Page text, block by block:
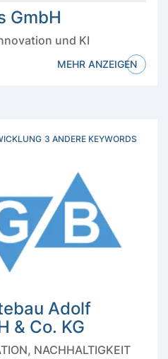
GmbH
und KI
MEHR ANZEIGEN
3 ANDERE KEYWORDS
Adolf
& Co. KG
NACHHALTIGKEIT